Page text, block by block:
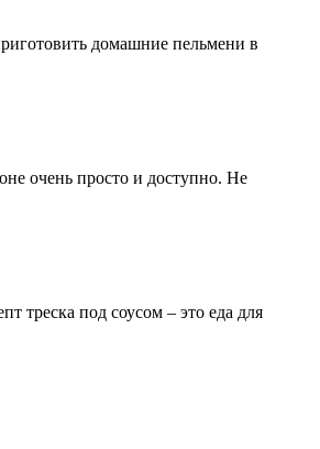
домашние пельмени в
очень просто и доступно. Не
треска под соусом – это еда для